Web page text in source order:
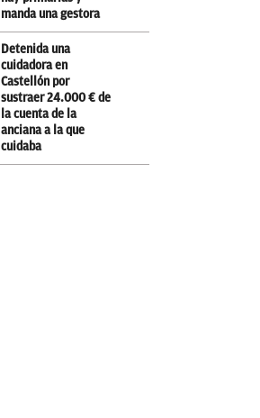
manda una gestora
Detenida una
cuidadora en
Castellón por
sustraer 24.000 € de
la cuenta de la
anciana a la que
cuidaba